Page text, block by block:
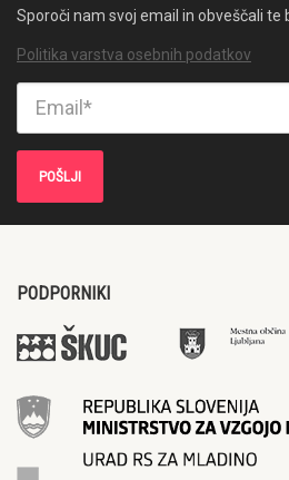
Sporoči nam svoj email in obveščali te
Politika varstva osebnih podatkov
PODPORNIKI